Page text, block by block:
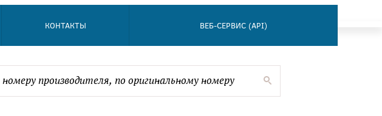
КОНТАКТЫ ВЕБ-СЕРВИС (API)